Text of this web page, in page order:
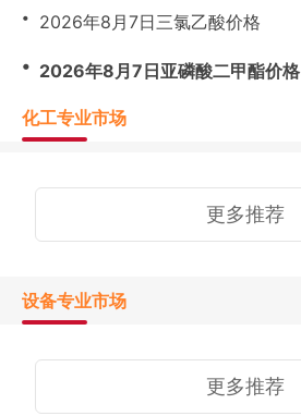
・ 2026年8月7日三氯乙酸价格
・ 2026年8月7日亚磷酸二甲酯价格
化工专业市场
更多推荐
设备专业市场
更多推荐